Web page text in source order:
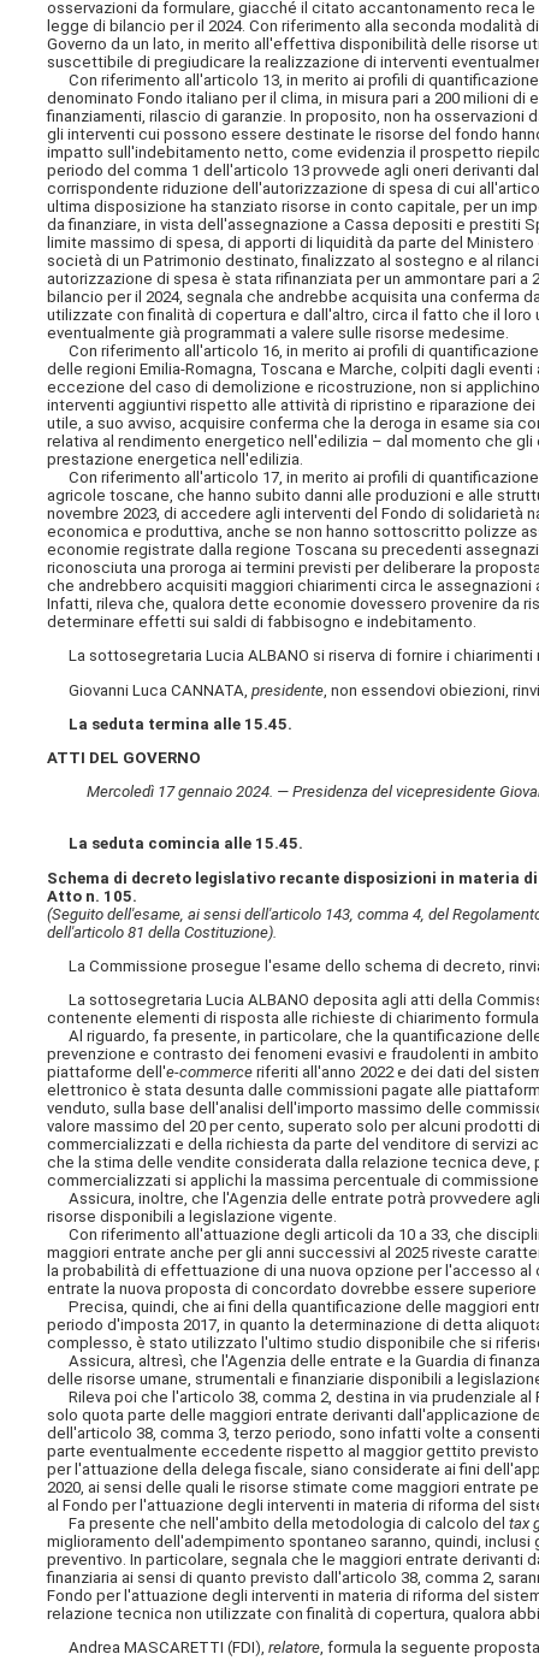
osservazioni da formulare, giacché il citato accantonamento reca
legge di bilancio per il 2024. Con riferimento alla seconda modalità
Governo da un lato, in merito all'effettiva disponibilità delle risorse
suscettibile di pregiudicare la realizzazione di interventi
Con riferimento all'articolo 13, in merito ai profili di
denominato Fondo italiano per il clima, in misura pari a 200 milioni
finanziamenti, rilascio di garanzie. In proposito, non ha
gli interventi cui possono essere destinate le risorse del fondo
impatto sull'indebitamento netto, come evidenzia il prospetto
periodo del comma 1 dell'articolo 13 provvede agli oneri derivanti
corrispondente riduzione dell'autorizzazione di spesa di cui
ultima disposizione ha stanziato risorse in conto capitale, per un
da finanziare, in vista dell'assegnazione a Cassa depositi e
limite massimo di spesa, di apporti di liquidità da parte del
società di un Patrimonio destinato, finalizzato al sostegno e al
autorizzazionedi spesa è stata rifinanziata per un ammontare pari
bilancio per il 2024, segnala che andrebbe acquisita una conferma
utilizzate con finalità di copertura e dall'altro, circa il fatto che il
eventualmente già programmati a valere sulle risorse medesime.
Con riferimento all'articolo 16, in merito ai profili di
delle regioni Emilia-Romagna, Toscana e Marche, colpiti dagli
eccezione del caso di demolizione e ricostruzione, non si
interventi aggiuntivi rispetto alle attività di ripristino e riparazione
utile, a suo avviso, acquisire conferma che la deroga in esame sia
relativa al rendimento energetico nell'edilizia – dal momento che
prestazione energetica nell'edilizia.
Con riferimento all'articolo 17, in merito ai profili di
agricole toscane, che hanno subito danni alle produzioni e alle
novembre 2023, di accedere agli interventi del Fondo di solidarietà
economica e produttiva, anche se non hanno sottoscritto polizze
economie registrate dalla regione Toscana su precedenti
riconosciuta una proroga ai termini previsti per deliberare la
che andrebbero acquisiti maggiori chiarimenti circa le
Infatti, rileva che, qualora dette economie dovessero provenire
determinare effetti sui saldi di fabbisogno e indebitamento.
La sottosegretaria Lucia ALBANO si riserva di fornire i chiarimenti
Giovanni Luca CANNATA,presidente , non essendovi obiezioni,
La seduta termina alle 15.45.
ATTI DEL GOVERNO
Mercoledì 17 gennaio 2024. — Presidenza del vicepresidente
La seduta comincia alle 15.45.
Schema di decreto legislativo recante disposizioni in materia
Atto n. 105.
(Seguito dell'esame, ai sensi dell'articolo 143, comma 4, del
dell'articolo 81 della Costituzione).
La Commissione prosegue l'esame dello schema di decreto,
La sottosegretaria Lucia ALBANO deposita agli atti della
contenente elementi di risposta alle richieste di chiarimento
Al riguardo, fa presente, in particolare, che la quantificazione
prevenzione e contrasto dei fenomeni evasivi e fraudolenti in
piattaforme dell'e-commerce riferiti all'anno 2022 e dei dati del
elettronico è stata desunta dalle commissioni pagate alle
venduto, sulla base dell'analisi dell'importo massimo delle
valore massimo del 20 per cento, superato solo per alcuni
commercializzati e della richiesta da parte del venditore di servizi
che la stima delle vendite considerata dalla relazione tecnica
commercializzati si applichi la massima percentuale di
Assicura, inoltre, che l'Agenzia delle entrate potrà provvedere
risorse disponibili a legislazione vigente.
Con riferimento all'attuazione degli articoli da 10 a 33, che
maggiori entrate anche per gli anni successivi al 2025 riveste
la probabilità di effettuazione di una nuova opzione per l'accesso
entrate la nuova proposta di concordato dovrebbe essere
Precisa, quindi, che ai fini della quantificazione delle maggiori
periodo d'imposta 2017, in quanto la determinazione di detta
complesso, è stato utilizzato l'ultimo studio disponibile che si
Assicura, altresì, che l'Agenzia delle entrate e la Guardia di
delle risorse umane, strumentali e finanziarie disponibili a
Rileva poi che l'articolo 38, comma 2, destina in via prudenziale
solo quota parte delle maggiori entrate derivanti dall'applicazione
dell'articolo 38, comma 3, terzo periodo, sono infatti volte a
parte eventualmente eccedente rispetto al maggior gettito
per l'attuazione della delega fiscale, siano considerate ai fini
2020, ai sensi delle quali le risorse stimate come maggiori entrate
al Fondo per l'attuazione degli interventi in materia di riforma del
Fa presente che nell'ambito della metodologia di calcolo deltax
miglioramento dell'adempimento spontaneo saranno, quindi,
preventivo. In particolare, segnala che le maggiori entrate
finanziaria ai sensi di quanto previsto dall'articolo 38,comma 2,
Fondo per l'attuazione degli interventi in materia di riforma del
relazione tecnica non utilizzate con finalità di copertura, qualora
Andrea MASCARETTI (FDI),relatore, formula la seguente